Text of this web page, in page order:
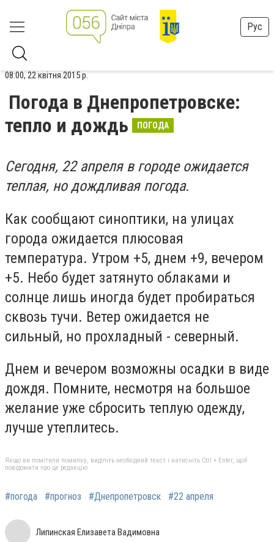
Рус
08:00, 22 квітня 2015 р.
Погода в Днепропетровске:
тепло и дождь
ПОГОДА
Сегодня, 22 апреля в городе ожидается
теплая, но дождливая погода.
Как сообщают синоптики, на улицах
города ожидается плюсовая
температура. Утром +5, днем +9, вечером
+5. Небо будет затянуто облаками и
солнце лишь иногда будет пробираться
сквозь тучи. Ветер ожидается не
сильный, но прохладный - северный.
Днем и вечером возможны осадки в виде
дождя. Помните, несмотря на большое
желание уже сбросить теплую одежду,
лучше утеплитесь.
Якщо ви помітили помилку, виділіть необхідний текст і натисніть Ctrl + Enter, щоб
повідомити про це редакцію
#погода #прогноз #Днепропетровск #22 апреля
Липинская Елизавета Вадимовна